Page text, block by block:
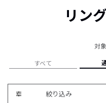
リン
対
すべて
絞り込み